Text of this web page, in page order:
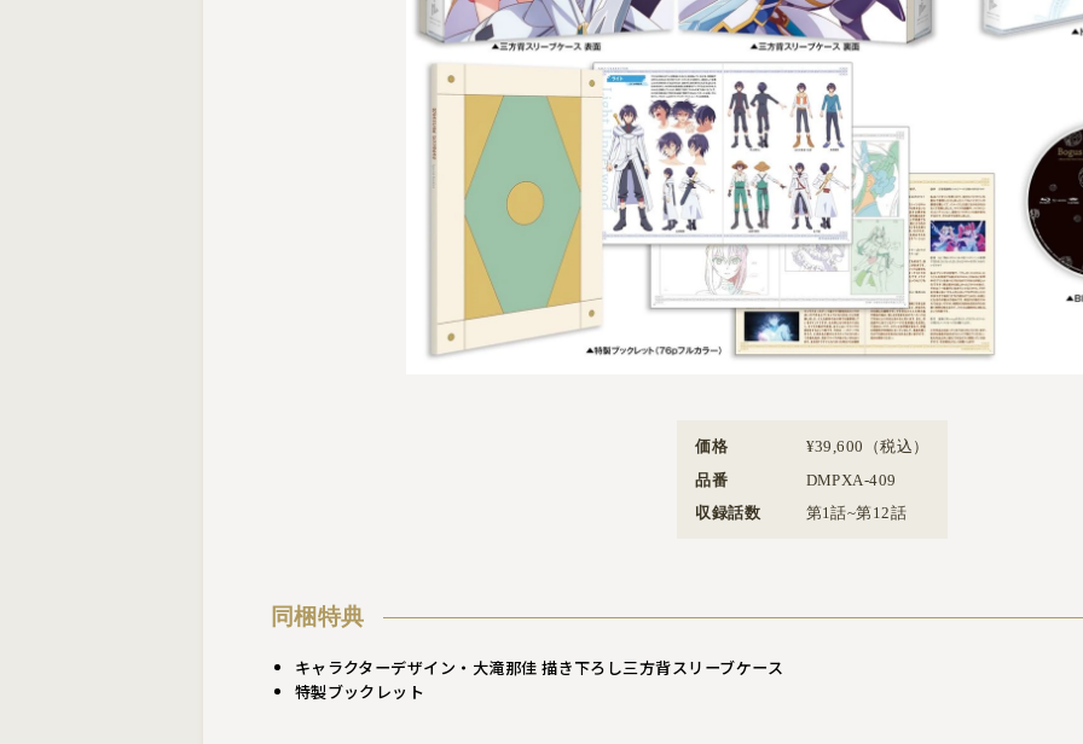
価格
¥39,600（税込）
品番
DMPXA-409
収録話数
第1話~第12話
同梱特典
キャラクターデザイン・大滝那佳 描き下ろし三方背スリーブケース
特製ブックレット